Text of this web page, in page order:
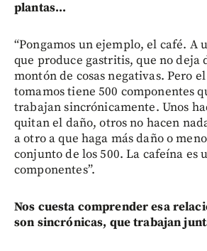
plantas...
“Pongamos un ejemplo, el café. A
que produce gastritis, que no deja
montón de cosas negativas. Pero
tomamos tiene 500 componentes
trabajan sincrónicamente. Unos
quitan el daño, otros no hacen
a otro a que haga más daño o
conjunto de los 500. La cafeína es
componentes”.
Nos cuesta comprender esa
son sincrónicas, que trabajan